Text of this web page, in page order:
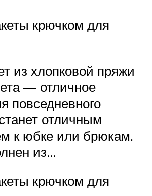
крючком для
из хлопковой пряжи
— отличное
повседневного
отличным
к юбке или брюкам.
из…
крючком для